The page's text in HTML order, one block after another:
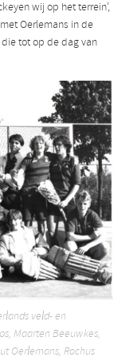
wij op het terrein’,
Oerlemans in de
tot op de dag van
veld- en
Maarten Beeuwkes,
Oerlemans, Rochus